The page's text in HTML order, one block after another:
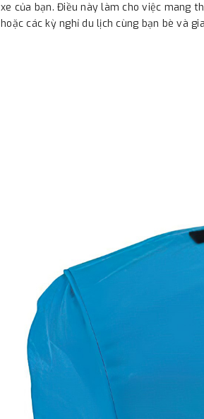
xe của bạn. Điều này làm cho việc mang
hoặc các kỳ nghỉ du lịch cùng bạn bè và